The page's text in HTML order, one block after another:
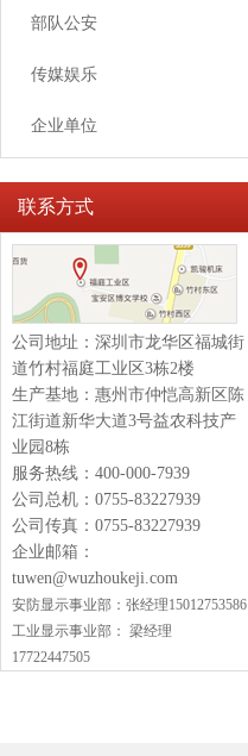
部队公安
传媒娱乐
企业单位
联系方式
公司地址：深圳市龙华区福城街
道竹村福庭工业区3栋2楼
生产基地：惠州市仲恺高新区陈
江街道新华大道3号益农科技产
业园8栋
服务热线：400-000-7939
公司总机：0755-83227939
公司传真：0755-83227939
企业邮箱：
tuwen@wuzhoukeji.com
安防显示事业部： 张经理15012753586
工业显示事业部： 梁经理
17722447505